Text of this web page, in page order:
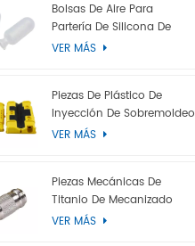
Bolsas De Aire Para
Partería De Silicona De
Grado Médico
VER MÁS
Piezas De Plástico De
Inyección De Sobremoldeo
VER MÁS
Piezas Mecánicas De
Titanio De Mecanizado
CNC Personalizadas
VER MÁS